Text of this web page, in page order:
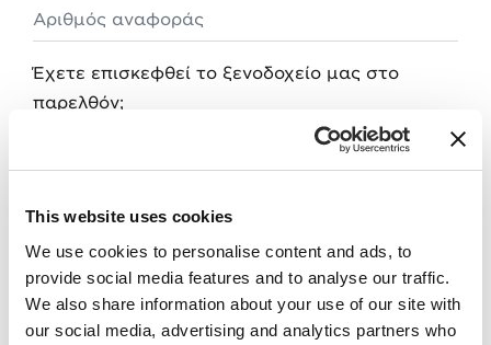
This website uses cookies
We use cookies to personalise content and ads, to
provide social media features and to analyse our traffic.
We also share information about your use of our site with
our social media, advertising and analytics partners who
Αριθμός αναφοράς
Έχετε επισκεφθεί το ξενοδοχείο μας στο
παρελθόν;